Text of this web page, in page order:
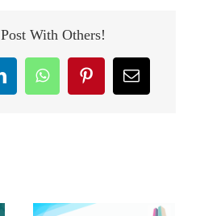
With Others!
LinkedInWhatsAppPinterestEmail